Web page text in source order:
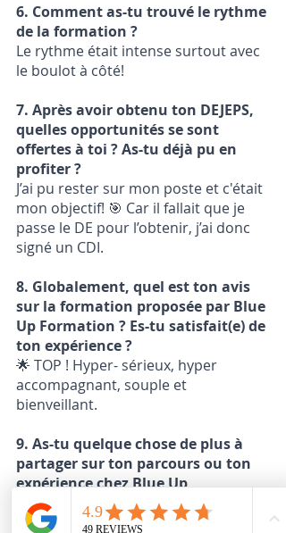
6. Comment as-tu trouvé le rythme
de la formation ?
Le rythme était intense surtout avec
le boulot à côté!
7. Après avoir obtenu ton DEJEPS,
quelles opportunités se sont
offertes à toi ? As-tu déjà pu en
profiter ?
J’ai pu rester sur mon poste et c'était
mon objectif! 🎯 Car il fallait que je
passe le DE pour l’obtenir, j’ai donc
signé un CDI.
8. Globalement, quel est ton avis
sur la formation proposée par Blue
Up Formation ? Es-tu satisfait(e) de
ton expérience ?
🌟 TOP ! Hyper- sérieux, hyper
accompagnant, souple et
bienveillant.
9. As-tu quelque chose de plus à
partager sur ton parcours ou ton
expérience chez Blue Up
Formation ?
Je suis juste ravie d’avoir trouvé cette